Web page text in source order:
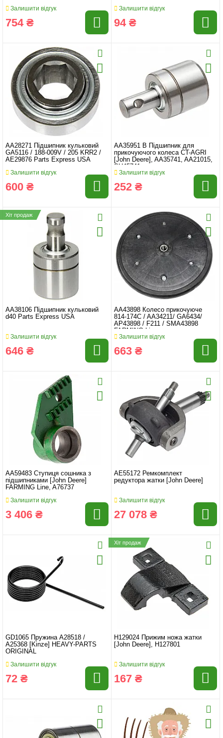
Залишити відгук
754 ₴
Залишити відгук
94 ₴
AA28271 Підшипник кульковий
GA5116 / 188-009V / 205 KRR2 /
AE29876 Parts Express USA
Залишити відгук
600 ₴
AA35951 B Підшипник для
прикочуючого колеса CT-AGRI
[John Deere], AA35741, AA21015,
SH45741
Залишити відгук
252 ₴
Хіт продаж
AA38106 Підшипник кульковий
d40 Parts Express USA
Залишити відгук
646 ₴
AA43898 Колесо прикочуюче
814-174C / AA34211/ GA6434/
AP43898 / F211 / SMA43898
FARMING Line
Залишити відгук
663 ₴
AA59483 Ступиця сошника з
підшипниками [John Deere]
FARMING Line, A76737
Залишити відгук
3 406 ₴
AE55172 Ремкомплект
редуктора жатки [John Deere]
Залишити відгук
27 078 ₴
GD1065 Пружина A28518 /
A25368 [Kinze] HEAVY-PARTS
ORIGINAL
Залишити відгук
72 ₴
Хіт продаж
H129024 Прижим ножа жатки
[John Deere], H127801
Залишити відгук
167 ₴